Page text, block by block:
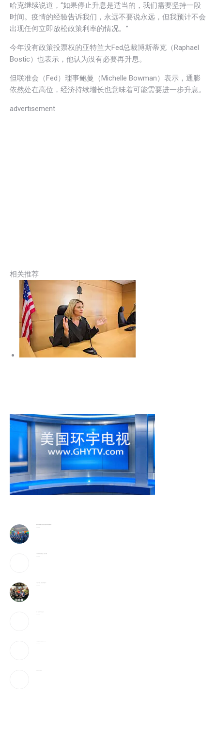
哈克继续说道，“如果停止升息是适当的，我们需要坚持一段
时间。疫情的经验告诉我们，永远不要说永远，但我预计不会
出现任何立即放松政策利率的情况。”
今年没有政策投票权的亚特兰大Fed总裁博斯蒂克（Raphael
Bostic）也表示，他认为没有必要再升息。
但联准会（Fed）理事鲍曼（Michelle Bowman）表示，通膨
依然处在高位，经济持续增长也意味着可能需要进一步升息。
advertisement
相关推荐